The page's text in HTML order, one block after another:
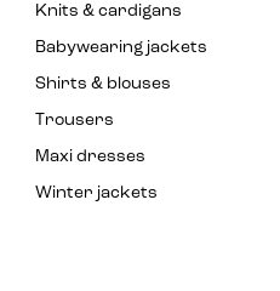
Knits & cardigans
Babywearing jackets
Shirts & blouses
Trousers
Maxi dresses
Winter jackets